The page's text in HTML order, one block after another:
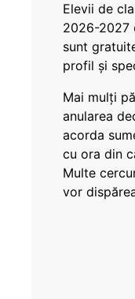
Elevii de
2026-2027
sunt
profil și
Mai mulți
anularea
acorda
cu ora din
Multe
vor